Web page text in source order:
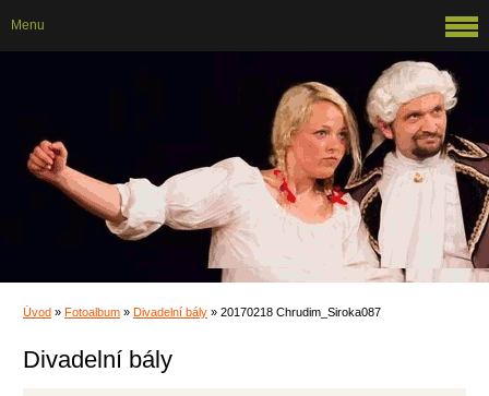
Úvod » Fotoalbum » Divadelní bály » 20170218 Chrudim_Siroka087
Divadelní bály
Menu